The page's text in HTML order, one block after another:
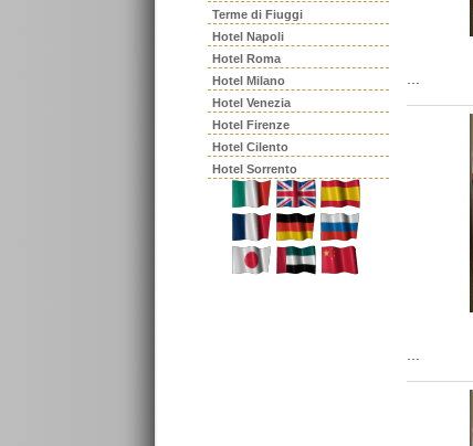
Terme di Fiuggi
Hotel Napoli
Hotel Roma
Hotel Milano
Hotel Venezia
Hotel Firenze
Hotel Cilento
Hotel Sorrento